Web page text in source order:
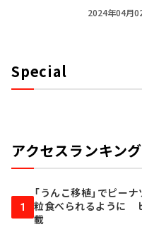
2024年04月
Special
アクセスランキング
1
「うんこ移植」でピー
粒食べられるように
載